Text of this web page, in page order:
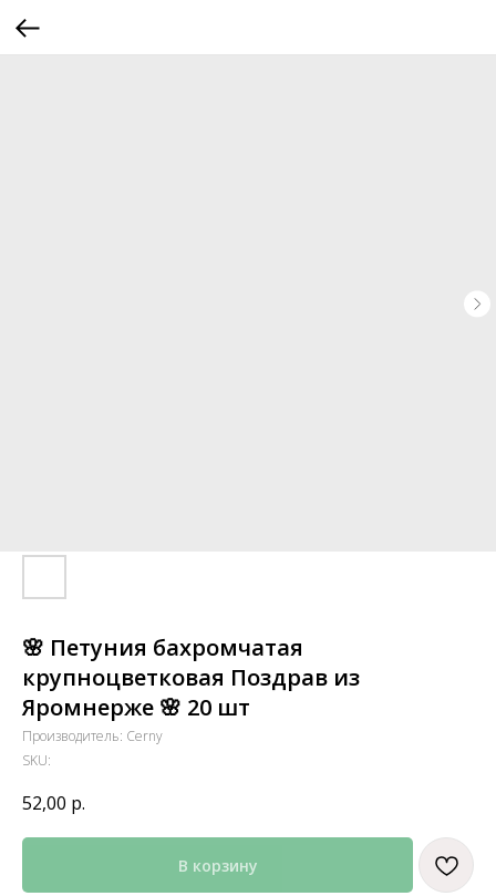
🌸 Петуния бахромчатая
крупноцветковая Поздрав из
Яромнерже 🌸 20 шт
Производитель: Cerny
SKU:
52,00 р.
В корзину